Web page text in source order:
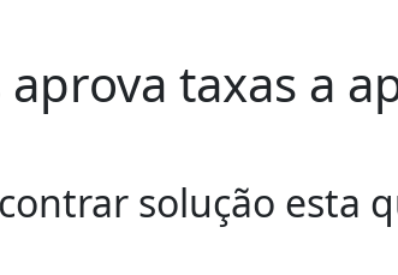
taxas a
solução esta